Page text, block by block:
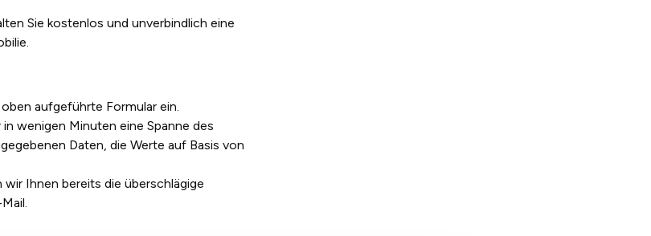
Sie kostenlos und unverbindlich eine
aufgeführte Formular ein.
wenigen Minuten eine Spanne des
Daten, die Werte auf Basis von
Ihnen bereits die überschlägige